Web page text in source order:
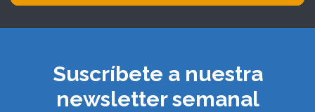
Suscríbete a nuestra
newsletter semanal